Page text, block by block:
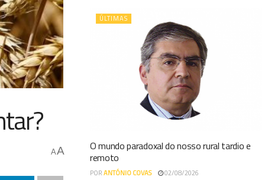
AA
ÚLTIMAS
O mundo paradoxal do nosso rural tardio e
remoto
PORANTÓNIO COVAS 02/08/2026